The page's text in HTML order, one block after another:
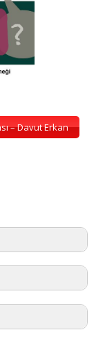
– Davut Erkan